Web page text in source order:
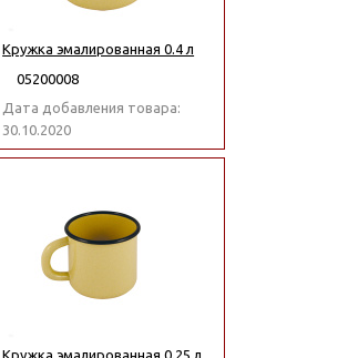
Кружка эмалированная 0.4 л
05200008
Дата добавления товара:
30.10.2020
Кружка эмалированная 0.25 л